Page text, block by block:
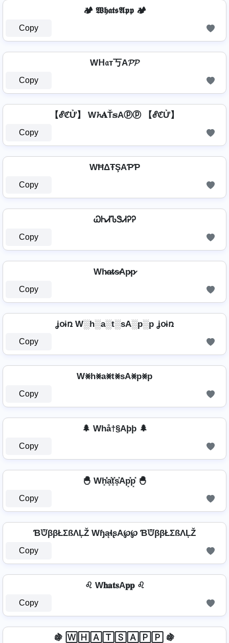
🏕️ 𝖂𝖍𝖆𝖙𝖘𝕬𝖕𝖕 🏕️
Copy
Wᕼ𝔞т丂A𝓟𝓟
Copy
【ℰℭỬ】 W𝓱𝐀Ť𝕤Aⓟⓟ 【ℰℭỬ】
Copy
WĦΔŦŞAƤƤ
Copy
ᏇᏂᏗᏖᏕᏗᎮᎮ
Copy
Wh̷a̷t̷s̷Ap̷p̷
Copy
ʝօɨռ W░h░a░t░sA░p░p ʝօɨռ
Copy
W⨳h⨳a⨳t⨳sA⨳p⨳p
Copy
🌲 Whå†§Aþþ 🌲
Copy
🐣 Wh͓̽̾a͓̽t͓̽s͓̽Ap͓̽p͓̽ 🐣
Copy
ƁᙈββŁΣßΛĻŽ WɧąɬʂA℘℘ ƁᙈββŁΣßΛĻŽ
Copy
♌ W𝐡𝐚𝐭𝐬A𝐩𝐩 ♌
Copy
🍇 🅆🄷🄰🅃🅂🄰🄿🄿 🍇